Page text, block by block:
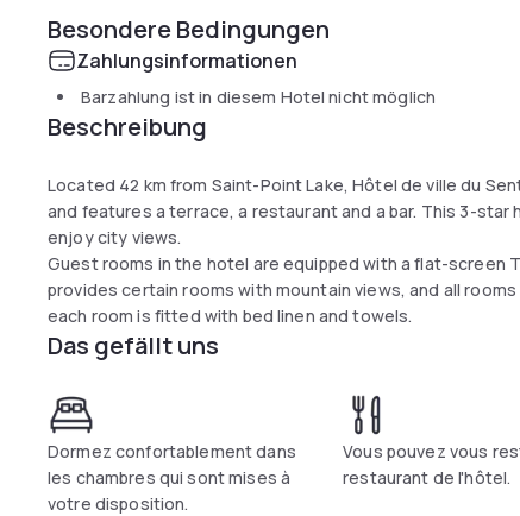
Besondere Bedingungen
Zahlungsinformationen
Barzahlung ist in diesem Hotel nicht möglich
Beschreibung
Located 42 km from Saint-Point Lake, Hôtel de ville du
and features a terrace, a restaurant and a bar. This 3-
enjoy city views.
Guest rooms in the hotel are equipped with a flat-screen
provides certain rooms with mountain views, and all
each room is fitted with bed linen and towels.
Das gefällt uns
Dormez confortablement dans
les chambres qui sont mises à
votre disposition.
Vous pouvez vous
restaurant de l'hôtel.